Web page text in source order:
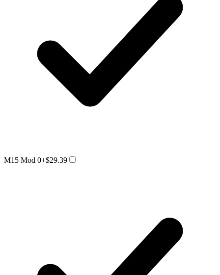
M15 Mod 0+$29.39